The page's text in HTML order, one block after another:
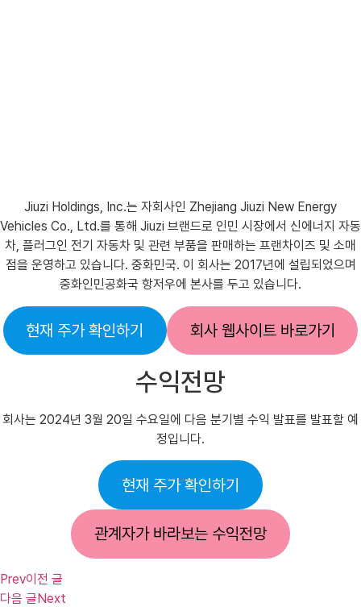
Jiuzi Holdings, Inc.는 자회사인 Zhejiang Jiuzi New Energy
Vehicles Co., Ltd.를 통해 Jiuzi 브랜드로 인민 시장에서 신에너지 자동
차, 플러그인 전기 자동차 및 관련 부품을 판매하는 프랜차이즈 및 소매
점을 운영하고 있습니다. 중화민국. 이 회사는 2017년에 설립되었으며
중화인민공화국 항저우에 본사를 두고 있습니다.
현재 주가 확인하기 회사 웹사이트 바로가기
수익전망
회사는 2024년 3월 20일 수요일에 다음 분기별 수익 발표를 발표할 예
정입니다.
현재 주가 확인하기
관계자가 바라보는 수익전망
Prev이전 글
다음 글Next